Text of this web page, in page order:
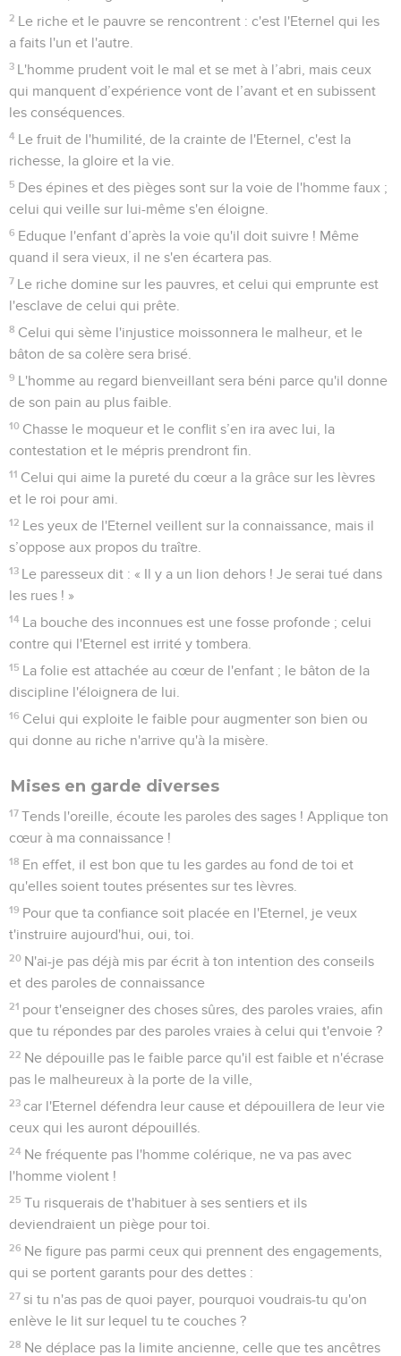
2 Le riche et le pauvre se rencontrent : c'est l'Eternel qui les
a faits l'un et l'autre.
3 L'homme prudent voit le mal et se met à l’abri, mais ceux
qui manquent d’expérience vont de l’avant et en subissent
les conséquences.
4 Le fruit de l'humilité, de la crainte de l'Eternel, c'est la
richesse, la gloire et la vie.
5 Des épines et des pièges sont sur la voie de l'homme faux ;
celui qui veille sur lui-même s'en éloigne.
6 Eduque l'enfant d’après la voie qu'il doit suivre ! Même
quand il sera vieux, il ne s'en écartera pas.
7 Le riche domine sur les pauvres, et celui qui emprunte est
l'esclave de celui qui prête.
8 Celui qui sème l'injustice moissonnera le malheur, et le
bâton de sa colère sera brisé.
9 L'homme au regard bienveillant sera béni parce qu'il donne
de son pain au plus faible.
10 Chasse le moqueur et le conflit s’en ira avec lui, la
contestation et le mépris prendront fin.
11 Celui qui aime la pureté du cœur a la grâce sur les lèvres
et le roi pour ami.
12 Les yeux de l'Eternel veillent sur la connaissance, mais il
s’oppose aux propos du traître.
13 Le paresseux dit : « Il y a un lion dehors ! Je serai tué dans
les rues ! »
14 La bouche des inconnues est une fosse profonde ; celui
contre qui l'Eternel est irrité y tombera.
15 La folie est attachée au cœur de l'enfant ; le bâton de la
discipline l'éloignera de lui.
16 Celui qui exploite le faible pour augmenter son bien ou
qui donne au riche n'arrive qu'à la misère.
Mises en garde diverses
17 Tends l'oreille, écoute les paroles des sages ! Applique ton
cœur à ma connaissance !
18 En effet, il est bon que tu les gardes au fond de toi et
qu'elles soient toutes présentes sur tes lèvres.
19 Pour que ta confiance soit placée en l'Eternel, je veux
t'instruire aujourd'hui, oui, toi.
20 N'ai-je pas déjà mis par écrit à ton intention des conseils
et des paroles de connaissance
21 pour t'enseigner des choses sûres, des paroles vraies, afin
que tu répondes par des paroles vraies à celui qui t'envoie ?
22 Ne dépouille pas le faible parce qu'il est faible et n'écrase
pas le malheureux à la porte de la ville,
23 car l'Eternel défendra leur cause et dépouillera de leur vie
ceux qui les auront dépouillés.
24 Ne fréquente pas l'homme colérique, ne va pas avec
l'homme violent !
25 Tu risquerais de t'habituer à ses sentiers et ils
deviendraient un piège pour toi.
26 Ne figure pas parmi ceux qui prennent des engagements,
qui se portent garants pour des dettes :
27 si tu n'as pas de quoi payer, pourquoi voudrais-tu qu'on
enlève le lit sur lequel tu te couches ?
28 Ne déplace pas la limite ancienne, celle que tes ancêtres